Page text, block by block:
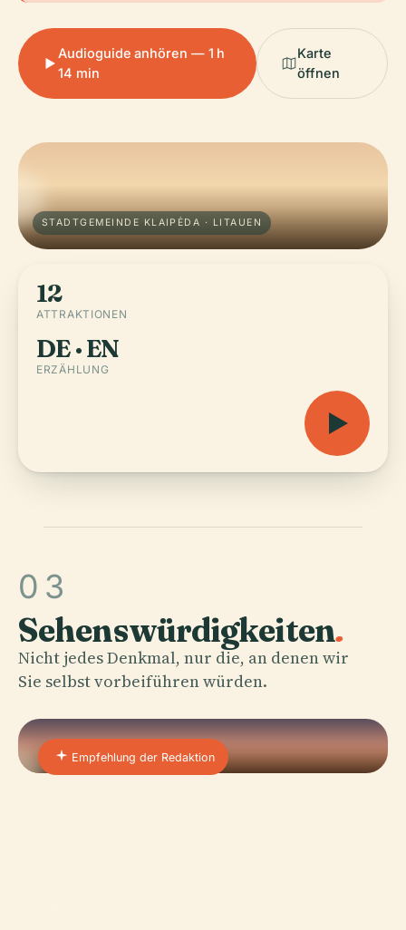
Audioguide anhören — 1 h
14 min
Karte
öffnen
STADTGEMEINDE KLAIPĖDA · LITAUEN
12
ATTRAKTIONEN
DE · EN
ERZÄHLUNG
03
Sehenswürdigkeiten.
Nicht jedes Denkmal, nur die, an denen wir
Sie selbst vorbeiführen würden.
Empfehlung der Redaktion